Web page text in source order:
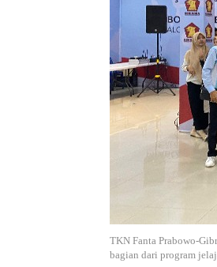
TKN Fanta Prabowo-
bagian dari program